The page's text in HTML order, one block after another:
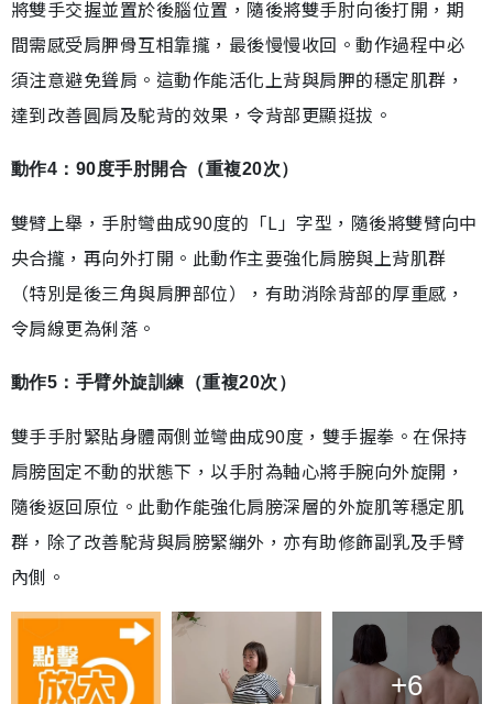
將雙手交握並置於後腦位置，隨後將雙手肘向後打開，期
間需感受肩胛骨互相靠攏，最後慢慢收回。動作過程中必
須注意避免聳肩。這動作能活化上背與肩胛的穩定肌群，
達到改善圓肩及駝背的效果，令背部更顯挺拔。
動作4：90度手肘開合（重複20次）
雙臂上舉，手肘彎曲成90度的「L」字型，隨後將雙臂向中
央合攏，再向外打開。此動作主要強化肩膀與上背肌群
（特別是後三角與肩胛部位），有助消除背部的厚重感，
令肩線更為俐落。
動作5：手臂外旋訓練（重複20次）
雙手手肘緊貼身體兩側並彎曲成90度，雙手握拳。在保持
肩膀固定不動的狀態下，以手肘為軸心將手腕向外旋開，
隨後返回原位。此動作能強化肩膀深層的外旋肌等穩定肌
群，除了改善駝背與肩膀緊繃外，亦有助修飾副乳及手臂
內側。
+6